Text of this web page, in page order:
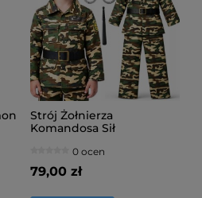
Strój Żołnierza
Komandosa Sił
0 ocen
79,00 zł